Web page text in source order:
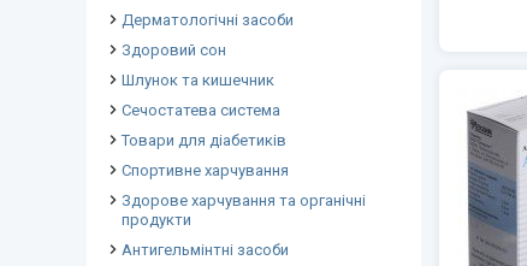
Дерматологічні засоби
Здоровий сон
Шлунок та кишечник
Сечостатева система
Товари для діабетиків
Спортивне харчування
Здорове харчування та органічні
продукти
Антигельмінтні засоби